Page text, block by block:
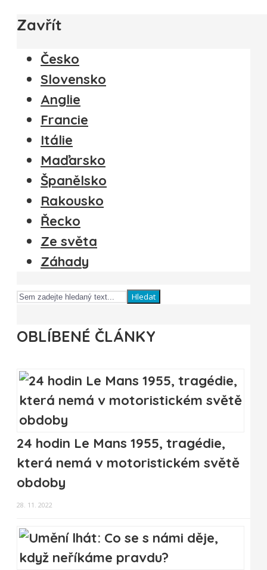
Zavřít
Česko
Slovensko
Anglie
Francie
Itálie
Maďarsko
Španělsko
Rakousko
Řecko
Ze světa
Záhady
Hledat
OBLÍBENÉ ČLÁNKY
24 hodin Le Mans 1955, tragédie,
která nemá v motoristickém světě
obdoby
28. 11. 2022